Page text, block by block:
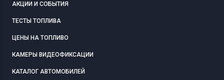
АКЦИИ И СОБЫТИЯ
ТЕСТЫ ТОПЛИВА
ЦЕНЫ НА ТОПЛИВО
КАМЕРЫ ВИДЕОФИКСАЦИИ
КАТАЛОГ АВТОМОБИЛЕЙ